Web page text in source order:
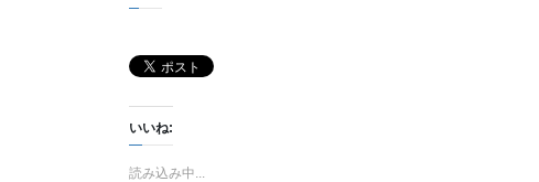
いいね:
読み込み中...